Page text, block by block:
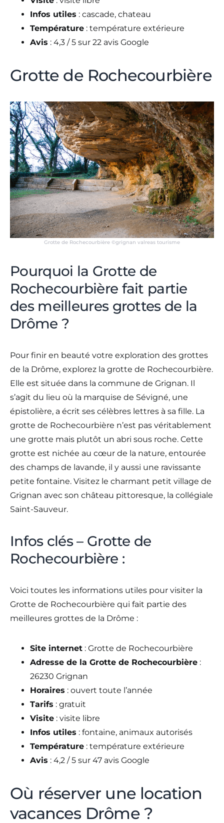
Infos utiles : cascade, chateau
Température : température extérieure
Avis : 4,3 / 5 sur 22 avis Google
Grotte de Rochecourbière
Grotte de Rochecourbière ©grignan valreas tourisme
Pourquoi la Grotte de
Rochecourbière fait partie
des meilleures grottes de la
Drôme ?
Pour finir en beauté votre exploration des grottes
de la Drôme, explorez la grotte de Rochecourbière.
Elle est située dans la commune de Grignan. Il
s’agit du lieu où la marquise de Sévigné, une
épistolière, a écrit ses célèbres lettres à sa fille. La
grotte de Rochecourbière n’est pas véritablement
une grotte mais plutôt un abri sous roche. Cette
grotte est nichée au cœur de la nature, entourée
des champs de lavande, il y aussi une ravissante
petite fontaine. Visitez le charmant petit village de
Grignan avec son château pittoresque, la collégiale
Saint-Sauveur.
Infos clés – Grotte de
Rochecourbière :
Voici toutes les informations utiles pour visiter la
Grotte de Rochecourbière qui fait partie des
meilleures grottes de la Drôme :
Site internet : Grotte de Rochecourbière
Adresse de la Grotte de Rochecourbière :
26230 Grignan
Horaires : ouvert toute l’année
Tarifs : gratuit
Visite : visite libre
Infos utiles : fontaine, animaux autorisés
Température : température extérieure
Avis : 4,2 / 5 sur 47 avis Google
Où réserver une location
vacances Drôme ?